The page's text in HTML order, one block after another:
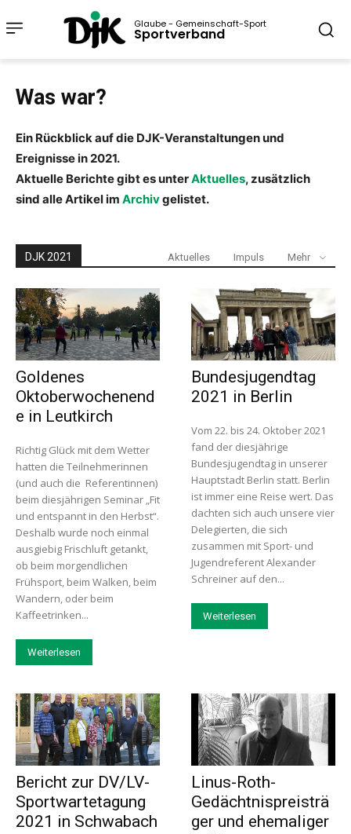
Glaube - Gemeinschaft-Sport
Sportverband
Was war?
Ein Rückblick auf die DJK-Veranstaltungen und
Ereignisse in 2021.
Aktuelle Berichte gibt es unterAktuelles, zusätzlich
sind alle Artikel im Archivgelistet.
DJK 2021 Aktuelles Impuls Mehr
Goldenes
Oktoberwochenend
e in Leutkirch
Richtig Glück mit dem Wetter
hatten die Teilnehmerinnen
(und auch die Referentinnen)
beim diesjährigen Seminar „Fit
und entspannt in den Herbst“.
Deshalb wurde noch einmal
ausgiebig Frischluft getankt,
ob beim morgendlichen
Frühsport, beim Walken, beim
Wandern, oder beim
Kaffeetrinken...
Weiterlesen
Bundesjugendtag
2021 in Berlin
Vom 22. bis 24. Oktober 2021
fand der diesjährige
Bundesjugendtag in unserer
Hauptstadt Berlin statt. Berlin
ist immer eine Reise wert. Das
dachten sich auch unsere vier
Delegierten, die sich
zusammen mit Sport- und
Jugendreferent Alexander
Schreiner auf den...
Weiterlesen
Bericht zur DV/LV-
Sportwartetagung
2021 in Schwabach
Linus-Roth-
Gedächtnispreisträ
ger und ehemaliger